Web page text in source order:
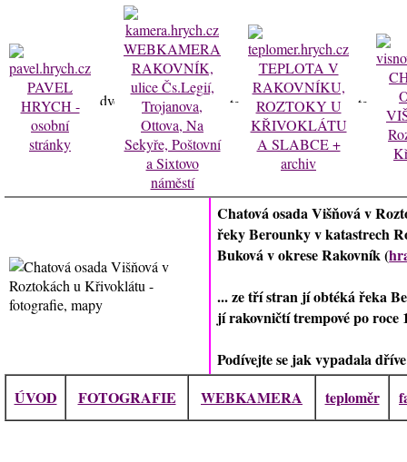
Chatová osada Višňová v
řeky Berounky v katastrech
Buková v okrese Rakovník (
... ze tří stran jí obtéká řeka
jí rakovničtí trempové po roce
Podívejte se jak vypadala
ÚVOD
FOTOGRAFIE WEBKAMERA teploměr